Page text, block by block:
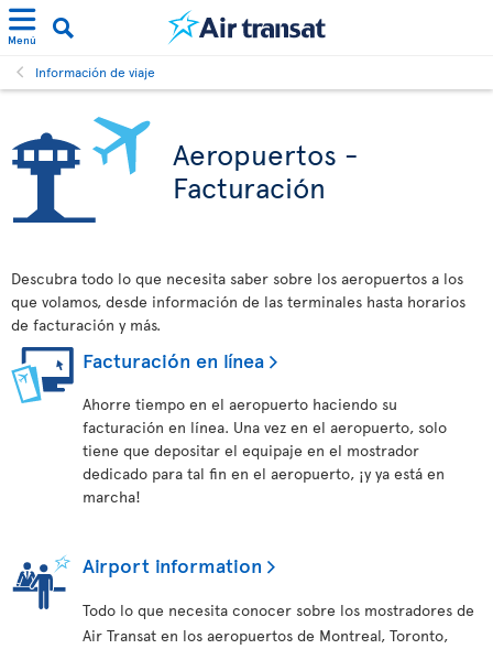
Menú
Información de viaje
Aeropuertos -
Facturación
Descubra todo lo que necesita saber sobre los aeropuertos a los
que volamos, desde información de las terminales hasta horarios
de facturación y más.
Facturación en línea
Ahorre tiempo en el aeropuerto haciendo su
facturación en línea. Una vez en el aeropuerto, solo
tiene que depositar el equipaje en el mostrador
dedicado para tal fin en el aeropuerto, ¡y ya está en
marcha!
Airport information
Todo lo que necesita conocer sobre los mostradores de
Air Transat en los aeropuertos de Montreal, Toronto,